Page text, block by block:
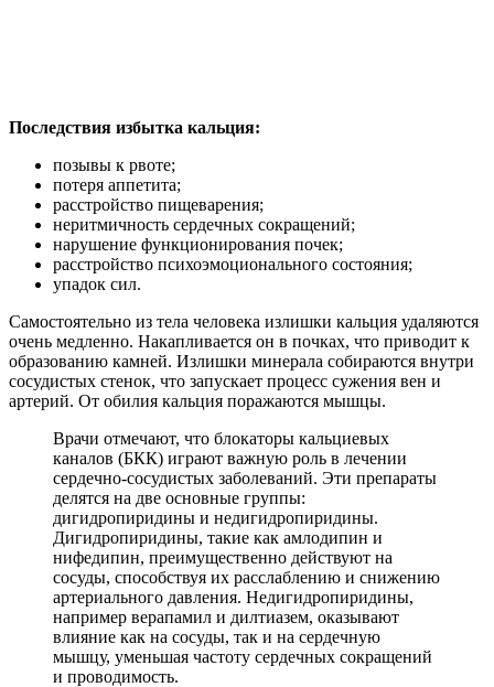
Последствия избытка кальция:
позывы к рвоте;
потеря аппетита;
расстройство пищеварения;
неритмичность сердечных сокращений;
нарушение функционирования почек;
расстройство психоэмоционального состояния;
упадок сил.
Самостоятельно из тела человека излишки кальция удаляются
очень медленно. Накапливается он в почках, что приводит к
образованию камней. Излишки минерала собираются внутри
сосудистых стенок, что запускает процесс сужения вен и
артерий. От обилия кальция поражаются мышцы.
Врачи отмечают, что блокаторы кальциевых
каналов (БКК) играют важную роль в лечении
сердечно-сосудистых заболеваний. Эти препараты
делятся на две основные группы:
дигидропиридины и недигидропиридины.
Дигидропиридины, такие как амлодипин и
нифедипин, преимущественно действуют на
сосуды, способствуя их расслаблению и снижению
артериального давления. Недигидропиридины,
например верапамил и дилтиазем, оказывают
влияние как на сосуды, так и на сердечную
мышцу, уменьшая частоту сердечных сокращений
и проводимость.